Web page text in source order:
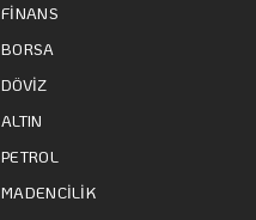
FİNANS
BORSA
DÖVİZ
ALTIN
PETROL
MADENCİLİK